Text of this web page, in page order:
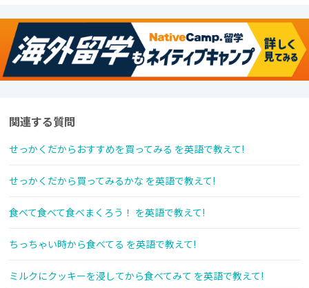
関連する質問
せっかくだからおすすめを買ってみる を英語で教えて!
せっかくだから買ってみるかな を英語で教えて!
食べて食べて食べまくろう！ を英語で教えて!
ちっちゃい時から食べてる を英語で教えて!
ミルクにクッキーを浸してから食べてみて を英語で教えて!